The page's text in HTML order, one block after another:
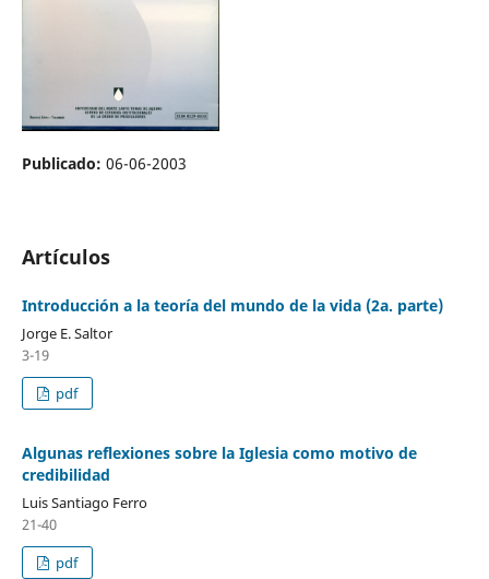
Publicado: 06-06-2003
Artículos
Introducción a la teoría del mundo de la vida (2a. parte)
Jorge E. Saltor
3-19
pdf
Algunas reflexiones sobre la Iglesia como motivo de
credibilidad
Luis Santiago Ferro
21-40
pdf